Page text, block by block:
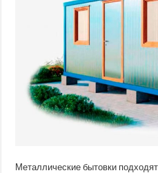
Металлические бытовки